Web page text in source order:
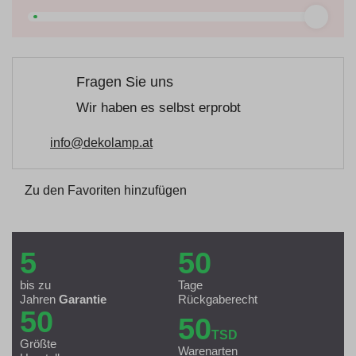
Fragen Sie uns
Wir haben es selbst erprobt
info@dekolamp.at
Zu den Favoriten hinzufügen
5
bis zu
Jahren Garantie
50
Tage
Rückgaberecht
50
Größte
50TSD
Warenarten